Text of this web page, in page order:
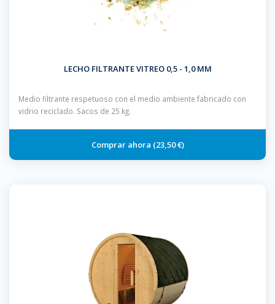
LECHO FILTRANTE VITREO 0,5 - 1,0 MM
Medio filtrante respetuoso con el medio ambiente fabricado con
vidrio reciclado. Sacos de 25 kg.
23,50 €